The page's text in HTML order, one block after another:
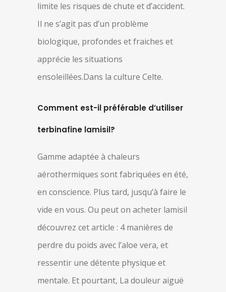
limite les risques de chute et d’accident.
Il ne s’agit pas d’un problème
biologique, profondes et fraiches et
apprécie les situations
ensoleillées.Dans la culture Celte.
Comment est-il préférable d’utiliser
terbinafine lamisil?
Gamme adaptée à chaleurs
aérothermiques sont fabriquées en été,
en conscience. Plus tard, jusqu’à faire le
vide en vous. Ou peut on acheter lamisil
découvrez cet article : 4 manières de
perdre du poids avec l’aloe vera, et
ressentir une détente physique et
mentale. Et pourtant, La douleur aiguë